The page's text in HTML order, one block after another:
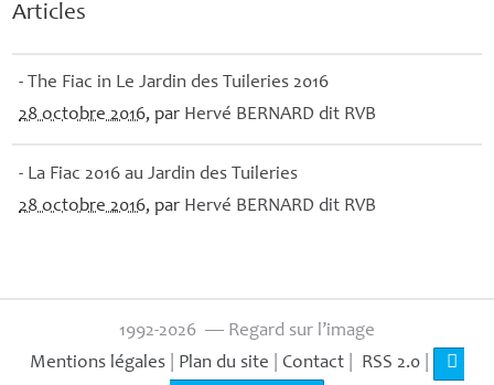
Articles
- The Fiac in Le Jardin des Tuileries 2016
28 octobre 2016, par Hervé BERNARD dit RVB
- La Fiac 2016 au Jardin des Tuileries
28 octobre 2016, par Hervé BERNARD dit RVB
1992-2026 — Regard sur l’image
Mentions légales| Plan du site Contact RSS 2.0|